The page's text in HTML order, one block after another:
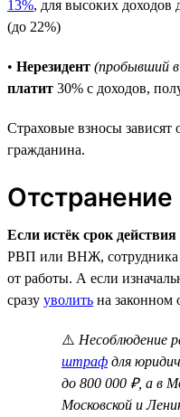
13%, для высоких
(до 22%)
• Нерезидент (пробывший
платит 30% с доходов,
Страховые взносы зависят
гражданина.
Если истёк срок действия
РВП или ВНЖ, сотрудника
от работы. А если
сразу уволить на законном
⚠️ Несоблюдение
штраф для
до 800 000 ₽, а в
Московской и